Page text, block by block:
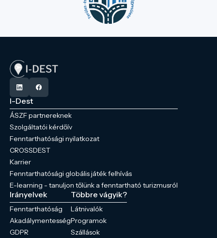
I-Dest
ÁSZF partnereknek
Szolgáltatói kérdőív
Fenntarthatósági nyilatkozat
CROSSDEST
Karrier
Fenntarthatósági globális játék felhívás
E-learning - tanuljon tőlünk a fenntartható turizmusról
Irányelvek
Fenntarthatóság
Akadálymentesség
GDPR
Többre vágyik?
Látnivalók
Programok
Szállások